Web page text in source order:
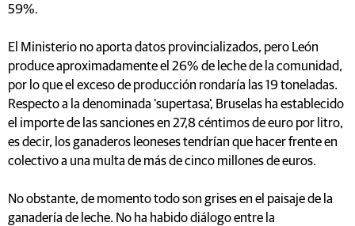
59%.
El Ministerio no aporta datos provincializados, pero León
produce aproximadamente el 26% de leche de la comunidad,
por lo que el exceso de producción rondaría las 19 toneladas.
Respecto a la denominada 'supertasa', Bruselas ha establecido
el importe de las sanciones en 27,8 céntimos de euro por litro,
es decir, los ganaderos leoneses tendrían que hacer frente en
colectivo a una multa de más de cinco millones de euros.
No obstante, de momento todo son grises en el paisaje de la
ganadería de leche. No ha habido diálogo entre la